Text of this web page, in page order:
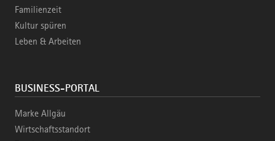
Familienzeit
Kultur spüren
Leben & Arbeiten
BUSINESS-PORTAL
Marke Allgäu
Wirtschaftsstandort